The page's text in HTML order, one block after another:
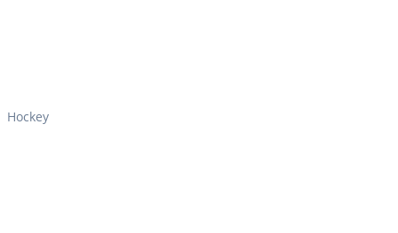
Hockey